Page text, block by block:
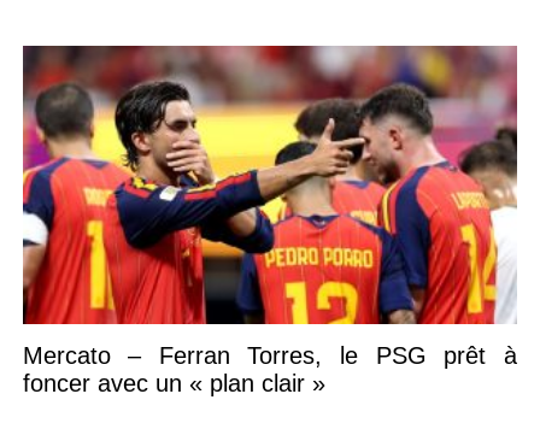
Mercato – Ferran Torres, le PSG prêt à
foncer avec un « plan clair »